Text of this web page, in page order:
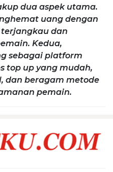
dua aspek utama.
uang dengan
dan
Kedua,
sebagai platform
top up yang mudah,
dan beragam metode
pemain.